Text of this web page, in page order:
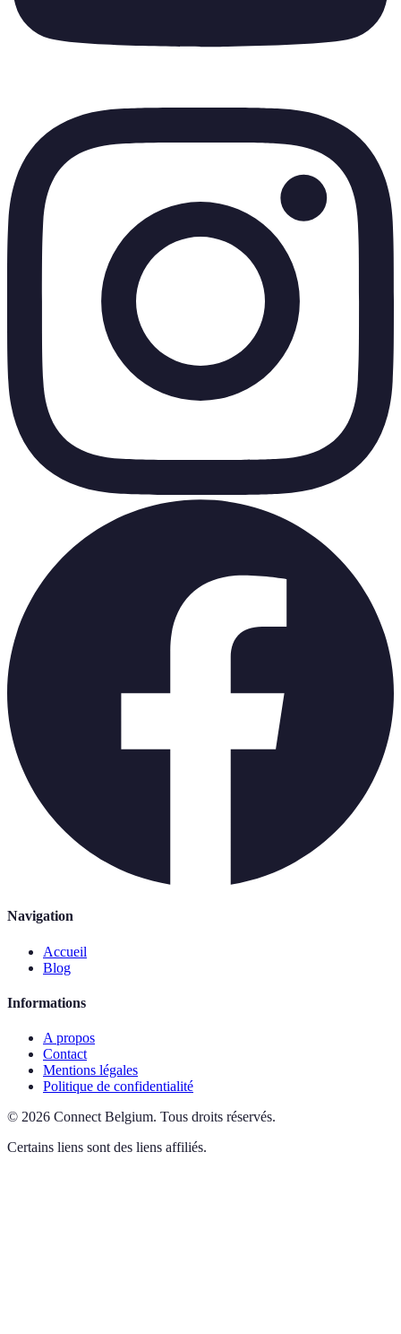
Navigation
Accueil
Blog
Informations
A propos
Contact
Mentions légales
Politique de confidentialité
© 2026 Connect Belgium. Tous droits réservés.
Certains liens sont des liens affiliés.